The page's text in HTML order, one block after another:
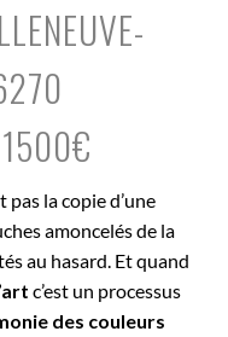
la copie d’une
amoncelés de la
au hasard. Et quand
c’est un processus
des couleurs